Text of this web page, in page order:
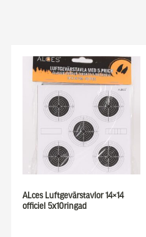
ALces Luftgevärstavlor 14×14
officiel 5x10ringad